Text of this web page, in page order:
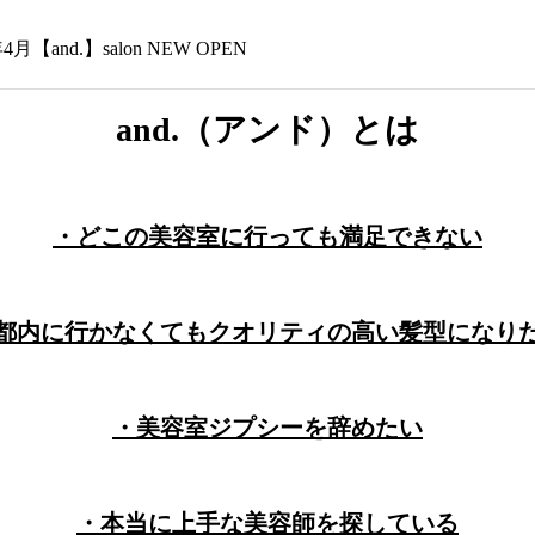
4月【and.】salon NEW OPEN
and.（アンド）とは
・どこの美容室に行っても満足できない
内に行かなくてもクオリティの高い髪型になり
・美容室ジプシーを辞めたい
・本当に上手な美容師を探している